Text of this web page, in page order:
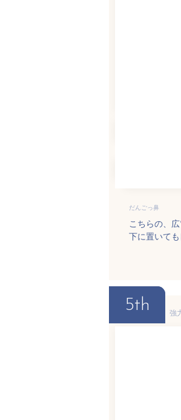
だんごっ鼻
こちらの、
下に置いて
5th